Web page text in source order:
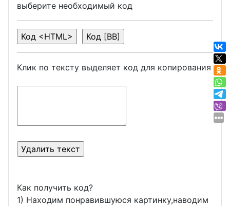
выберите необходимый код
Клик по тексту выделяет код для копирования
Как получить код?
1) Находим понравившуюся картинку,наводим